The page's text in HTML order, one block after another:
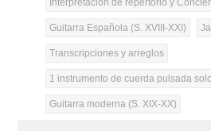
Interpretación de repertorio y
Guitarra Española (S. XVIII-XXI)
Transcripciones y arreglos
1 instrumento de cuerda pulsada solo
Guitarra moderna (S. XIX-XX)